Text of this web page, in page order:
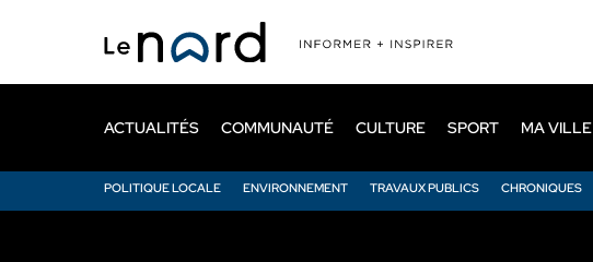
principal
ACTUALITÉS
POLITIQUE LOCALE ENVIRONNEMENT TRAVAUX PUBLICS CHRONIQUES
COMMUNAUTÉ CULTURE SPORT MA VILLE